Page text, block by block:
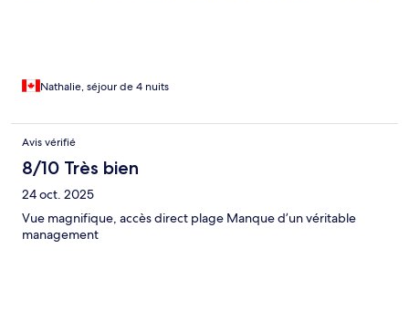
Nathalie, séjour de 4 nuits
Avis vérifié
8/10 Très bien
24 oct. 2025
Vue magnifique, accès direct plage Manque d’un véritable
management